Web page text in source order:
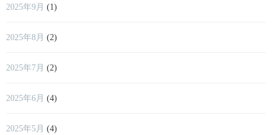
2025年9月 (1)
2025年8月 (2)
2025年7月 (2)
2025年6月 (4)
2025年5月 (4)